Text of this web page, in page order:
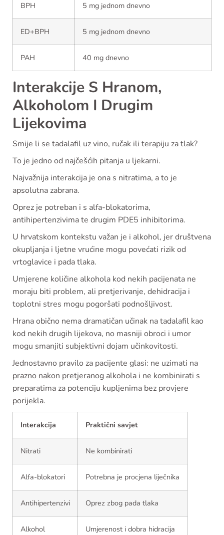
BPH 5 mg jednom dnevno
ED+BPH 5 mg jednom dnevno
PAH 40 mg dnevno
Interakcije S Hranom,
Alkoholom I Drugim
Lijekovima
Smije li se tadalafil uz vino, ručak ili terapiju za tlak?
To je jedno od najčešćih pitanja u ljekarni.
Najvažnija interakcija je ona s nitratima, a to je
apsolutna zabrana.
Oprez je potreban i s alfa-blokatorima,
antihipertenzivima te drugim PDE5 inhibitorima.
U hrvatskom kontekstu važan je i alkohol, jer društvena
okupljanja i ljetne vrućine mogu povećati rizik od
vrtoglavice i pada tlaka.
Umjerene količine alkohola kod nekih pacijenata ne
moraju biti problem, ali pretjerivanje, dehidracija i
toplotni stres mogu pogoršati podnošljivost.
Hrana obično nema dramatičan učinak na tadalafil kao
kod nekih drugih lijekova, no masniji obroci i umor
mogu smanjiti subjektivni dojam učinkovitosti.
Jednostavno pravilo za pacijente glasi: ne uzimati na
prazno nakon pretjeranog alkohola i ne kombinirati s
preparatima za potenciju kupljenima bez provjere
porijekla.
Interakcija Praktični savjet
Nitrati Ne kombinirati
Alfa-blokatori Potrebna je procjena liječnika
Antihipertenzivi Oprez zbog pada tlaka
Alkohol Umjerenost i dobra hidracija